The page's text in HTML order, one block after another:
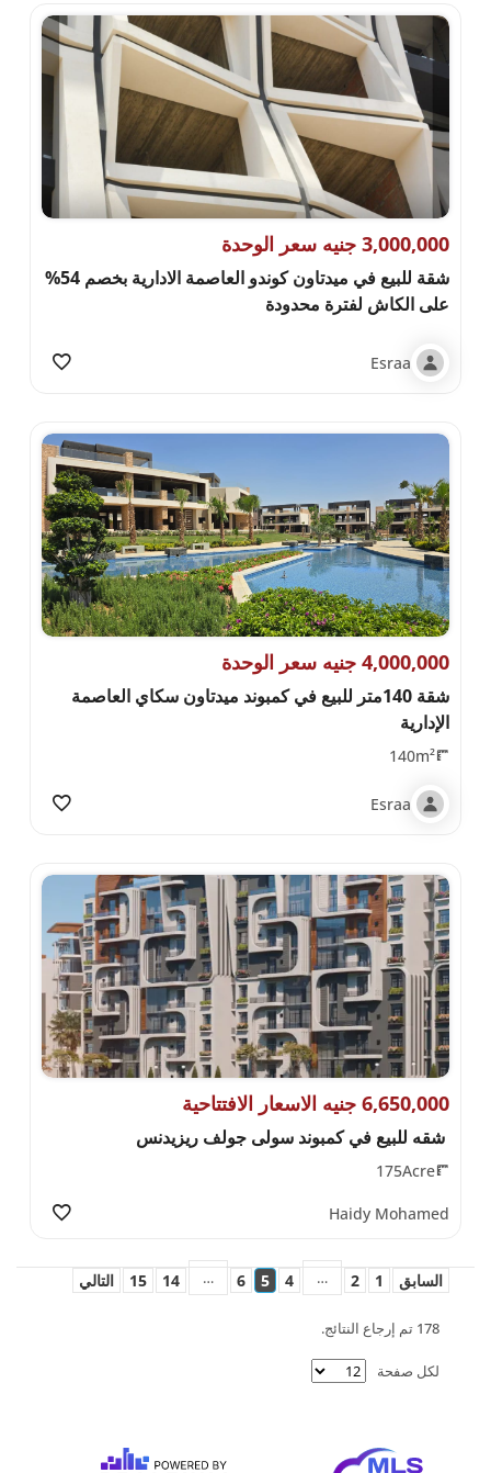
3,000,000 جنيه سعر الوحدة
شقة للبيع في ميدتاون كوندو العاصمة الادارية بخصم 54%
على الكاش لفترة محدودة
Esraa
4,000,000 جنيه سعر الوحدة
شقة 140متر للبيع في كمبوند ميدتاون سكاي العاصمة
الإدارية
140m²
Esraa
6,650,000 جنيه الاسعار الافتتاحية
شقه للبيع في كمبوند سولى جولف ريزيدنس
175Acre
Haidy Mohamed
السابق 1
2
…
4
5
6
…
14
15 التالي
178 تم إرجاع النتائج.
لكل صفحة